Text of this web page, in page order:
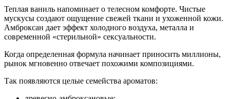
Теплая ваниль напоминает о телесном комфорте. Чистые
мускусы создают ощущение свежей ткани и ухоженной кожи.
Амброксан дает эффект холодного воздуха, металла и
современной «стерильной» сексуальности.
Когда определенная формула начинает приносить миллионы,
рынок мгновенно отвечает похожими композициями.
Так появляются целые семейства ароматов: